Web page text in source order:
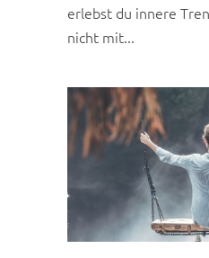
erlebst du innere
nicht mit...